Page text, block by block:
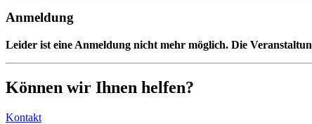
Anmeldung
Leider ist eine Anmeldung nicht mehr möglich. Die
Können wir Ihnen helfen?
Kontakt